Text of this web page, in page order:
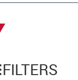
FILTERS